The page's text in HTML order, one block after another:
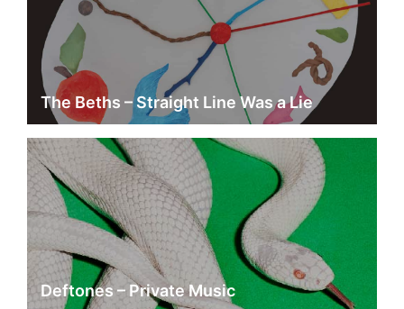
The Beths – Straight Line Was a Lie
Deftones – Private Music